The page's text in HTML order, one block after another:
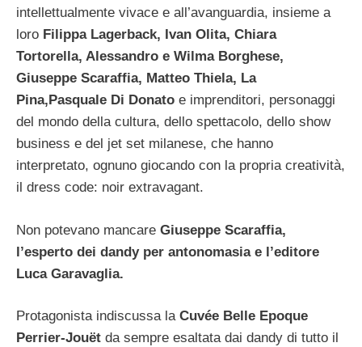
intellettualmente vivace e all’avanguardia, insieme a
loro Filippa Lagerback, Ivan Olita, Chiara
Tortorella, Alessandro e Wilma Borghese,
Giuseppe Scaraffia, Matteo Thiela, La
Pina,Pasquale Di Donato e imprenditori, personaggi
del mondo della cultura, dello spettacolo, dello show
business e del jet set milanese, che hanno
interpretato, ognuno giocando con la propria creatività,
il dress code: noir extravagant.
Non potevano mancare Giuseppe Scaraffia,
l’esperto dei dandy per antonomasia e l’editore
Luca Garavaglia.
Protagonista indiscussa la Cuvée Belle Epoque
Perrier-Jouët da sempre esaltata dai dandy di tutto il